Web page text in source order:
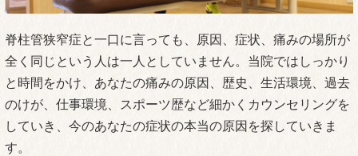
脊柱管狭窄症と一口に言っても、原因、症状、痛みの場所が
全く同じという人は一人としていません。当院ではしっかり
と時間をかけ、あなたの痛みの原因、歴史、生活環境、過去
のけが、仕事環境、スポーツ歴など細かくカウンセリングを
していき、今のあなたの症状の本当の原因を探していきま
す。